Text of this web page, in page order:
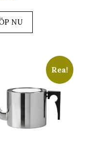
NU
Rea!